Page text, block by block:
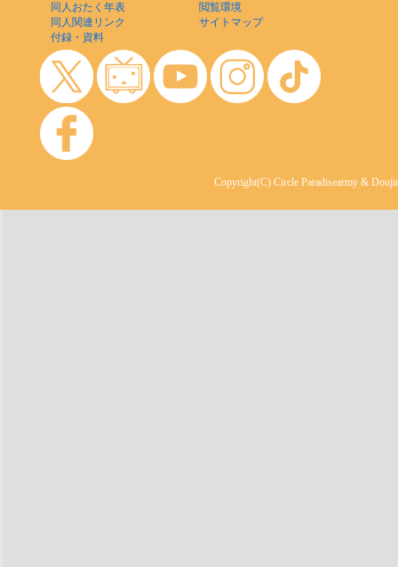
同人おたく年表
同人関連リンク
付録・資料
閲覧環境
サイトマップ
Copyright(C) Circle Paradisearmy &